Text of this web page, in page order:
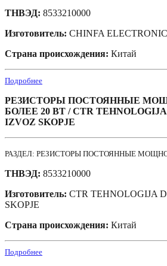
ТНВЭД: 8533210000
Изготовитель: CHINFA
Страна происхождения: Китай
Подробнее
РЕЗИСТОРЫ ПОСТОЯННЫЕ
БОЛЕЕ 20 ВТ / CTR
IZVOZ SKOPJE
РАЗДЕЛ: РЕЗИСТОРЫ ПОСТОЯННЫЕ
ТНВЭД: 8533210000
Изготовитель: CTR TEHNOLOGIJA
SKOPJE
Страна происхождения: Китай
Подробнее